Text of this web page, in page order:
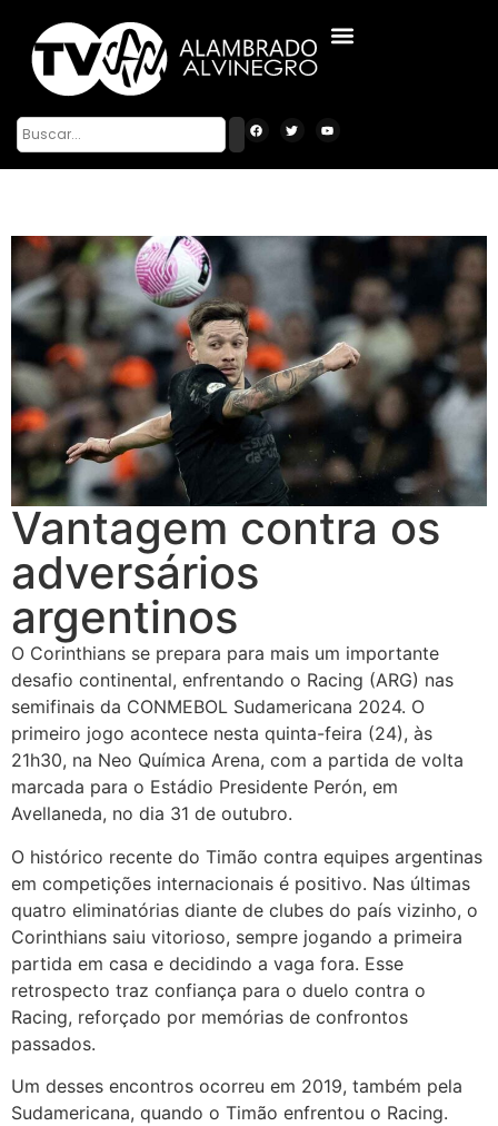
Vantagem contra os
adversários
argentinos
O Corinthians se prepara para mais um importante
desafio continental, enfrentando o Racing (ARG) nas
semifinais da CONMEBOL Sudamericana 2024. O
primeiro jogo acontece nesta quinta-feira (24), às
21h30, na Neo Química Arena, com a partida de volta
marcada para o Estádio Presidente Perón, em
Avellaneda, no dia 31 de outubro.
O histórico recente do Timão contra equipes argentinas
em competições internacionais é positivo. Nas últimas
quatro eliminatórias diante de clubes do país vizinho, o
Corinthians saiu vitorioso, sempre jogando a primeira
partida em casa e decidindo a vaga fora. Esse
retrospecto traz confiança para o duelo contra o
Racing, reforçado por memórias de confrontos
passados.
Um desses encontros ocorreu em 2019, também pela
Sudamericana, quando o Timão enfrentou o Racing.